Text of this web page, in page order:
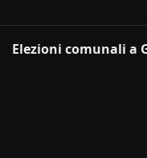
Elezioni comunali a